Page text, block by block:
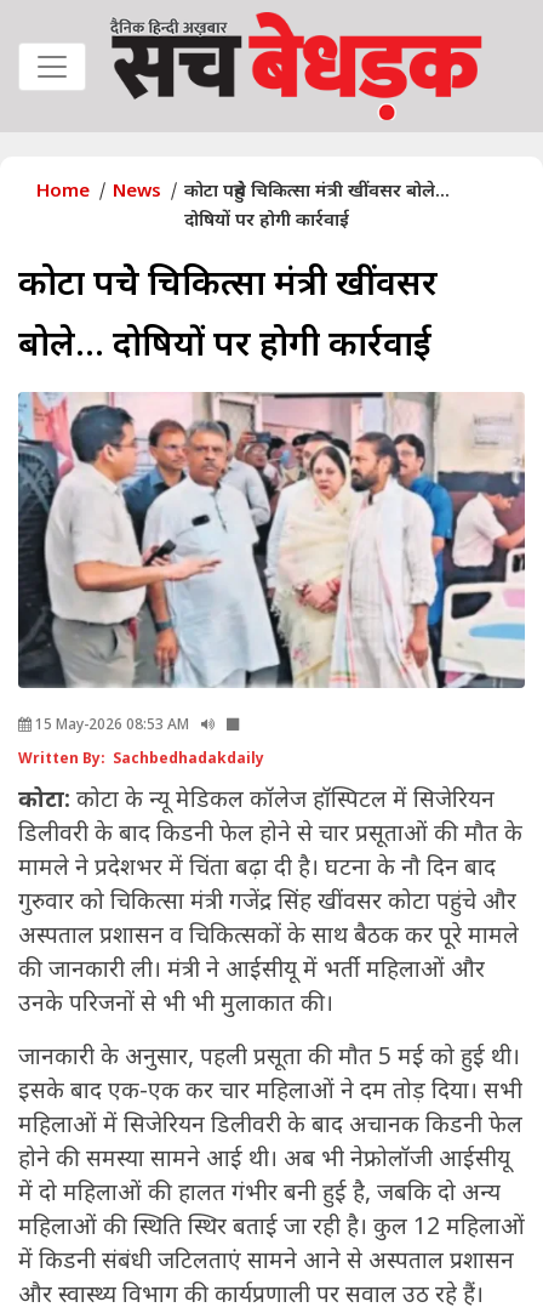
Home News
कोटा पहुंचे चिकित्सा मंत्री खींवसर बोले...
दोषियों पर होगी कार्रवाई
कोटा पहुंचे चिकित्सा मंत्री खींवसर
बोले... दोषियों पर होगी कार्रवाई
15 May-2026 08:53 AM
Written By: Sachbedhadakdaily
कोटा: कोटा के न्यू मेडिकल कॉलेज हॉस्पिटल में सिजेरियन
डिलीवरी के बाद किडनी फेल होने से चार प्रसूताओं की मौत के
मामले ने प्रदेशभर में चिंता बढ़ा दी है। घटना के नौ दिन बाद
गुरुवार को चिकित्सा मंत्री गजेंद्र सिंह खींवसर कोटा पहुंचे और
अस्पताल प्रशासन व चिकित्सकों के साथ बैठक कर पूरे मामले
की जानकारी ली। मंत्री ने आईसीयू में भर्ती महिलाओं और
उनके परिजनों से भी भी मुलाकात की।
जानकारी के अनुसार, पहली प्रसूता की मौत 5 मई को हुई थी।
इसके बाद एक-एक कर चार महिलाओं ने दम तोड़ दिया। सभी
महिलाओं में सिजेरियन डिलीवरी के बाद अचानक किडनी फेल
होने की समस्या सामने आई थी। अब भी नेफ्रोलॉजी आईसीयू
में दो महिलाओं की हालत गंभीर बनी हुई है, जबकि दो अन्य
महिलाओं की स्थिति स्थिर बताई जा रही है। कुल 12 महिलाओं
में किडनी संबंधी जटिलताएं सामने आने से अस्पताल प्रशासन
और स्वास्थ्य विभाग की कार्यप्रणाली पर सवाल उठ रहे हैं।